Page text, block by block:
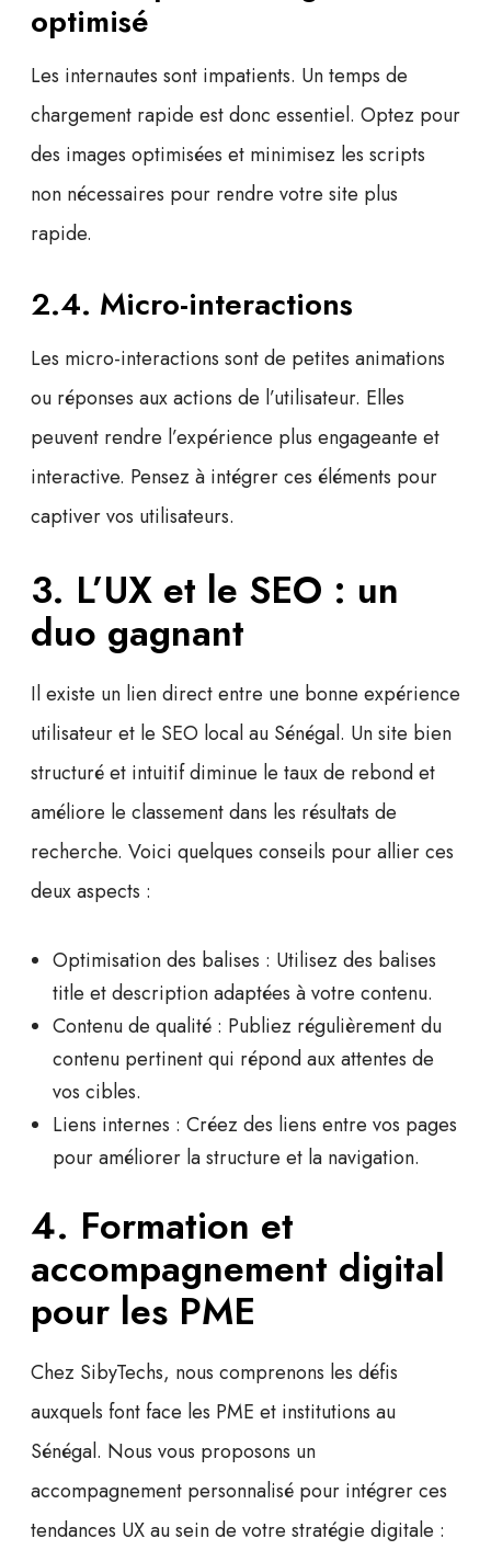
optimisé
Les internautes sont impatients. Un temps de
chargement rapide est donc essentiel. Optez pour
des images optimisées et minimisez les scripts
non nécessaires pour rendre votre site plus
rapide.
2.4. Micro-interactions
Les micro-interactions sont de petites animations
ou réponses aux actions de l’utilisateur. Elles
peuvent rendre l’expérience plus engageante et
interactive. Pensez à intégrer ces éléments pour
captiver vos utilisateurs.
3. L’UX et le SEO : un
duo gagnant
Il existe un lien direct entre une bonne expérience
utilisateur et le SEO local au Sénégal. Un site bien
structuré et intuitif diminue le taux de rebond et
améliore le classement dans les résultats de
recherche. Voici quelques conseils pour allier ces
deux aspects :
Optimisation des balises : Utilisez des balises
title etdescriptionadaptées à votre contenu.
Contenu de qualité : Publiez régulièrement du
contenu pertinent qui répond aux attentes de
vos cibles.
Liens internes : Créez des liens entre vos pages
pour améliorer la structure et la navigation.
4. Formation et
accompagnement digital
pour les PME
Chez SibyTechs, nous comprenons les défis
auxquels font face les PME et institutions au
Sénégal. Nous vous proposons un
accompagnement personnalisé pour intégrer ces
tendances UX au sein de votre stratégie digitale :